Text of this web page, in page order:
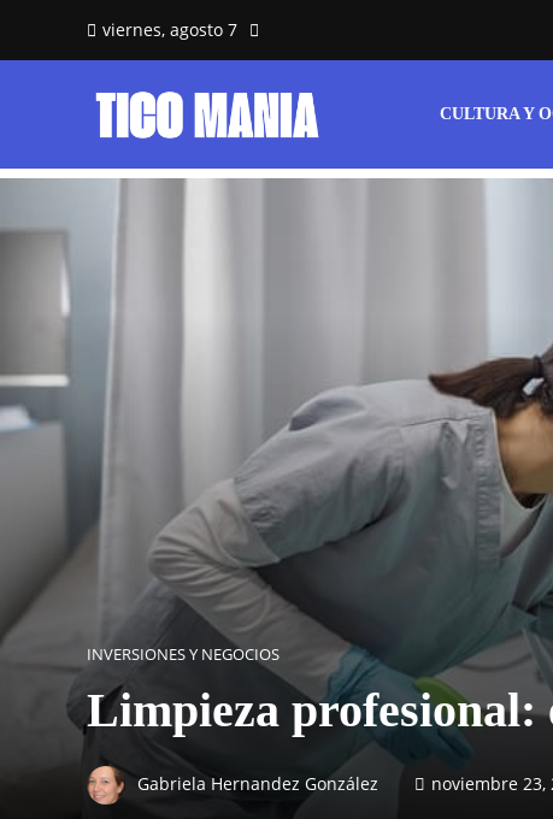
viernes, agosto 7
CULTURA Y
INVERSIONES Y NEGOCIOS
Limpieza profesional:
Gabriela Hernandez González noviembre 23,